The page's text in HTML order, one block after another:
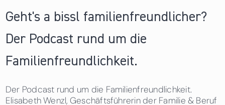
Geht's a bissl familienfreundlicher?
Der Podcast rund um die
Familienfreundlichkeit.
Der Podcast rund um die Familienfreundlichkeit.
Elisabeth Wenzl, Geschäftsführerin der Familie & Beruf